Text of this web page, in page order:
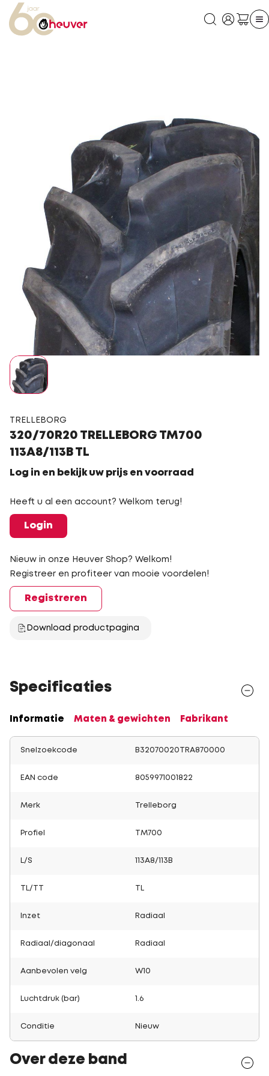
TRELLEBORG
320/70R20 TRELLEBORG TM700
113A8/113B TL
Log in en bekijk uw prijs en voorraad
Heeft u al een account? Welkom terug!
Login
Nieuw in onze Heuver Shop? Welkom!
Registreer en profiteer van mooie voordelen!
Registreren
Download productpagina
Specificaties
Informatie Maten & gewichten Fabrikant
Snelzoekcode B32070020TRA870000
EAN code 8059971001822
Merk Trelleborg
Profiel TM700
L/S 113A8/113B
TL/TT
Inzet Radiaal
Radiaal/diagonaal Radiaal
Aanbevolen velg W10
Luchtdruk (bar) 1.6
Conditie Nieuw
Over deze band